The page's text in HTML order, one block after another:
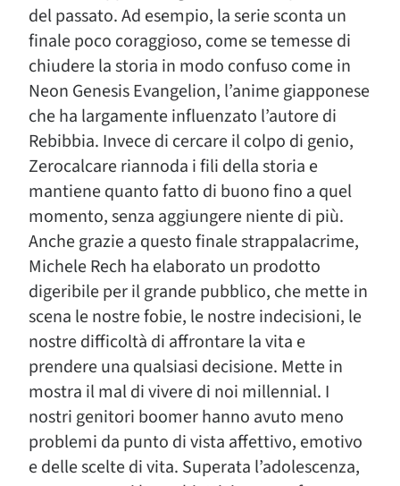
del passato. Ad esempio, la serie sconta un
finale poco coraggioso, come se temesse di
chiudere la storia in modo confuso come in
Neon Genesis Evangelion, l’anime giapponese
che ha largamente influenzato l’autore di
Rebibbia. Invece di cercare il colpo di genio,
Zerocalcare riannoda i fili della storia e
mantiene quanto fatto di buono fino a quel
momento, senza aggiungere niente di più.
Anche grazie a questo finale strappalacrime,
Michele Rech ha elaborato un prodotto
digeribile per il grande pubblico, che mette in
scena le nostre fobie, le nostre indecisioni, le
nostre difficoltà di affrontare la vita e
prendere una qualsiasi decisione. Mette in
mostra il mal di vivere di noi millennial. I
nostri genitori boomer hanno avuto meno
problemi da punto di vista affettivo, emotivo
e delle scelte di vita. Superata l’adolescenza,